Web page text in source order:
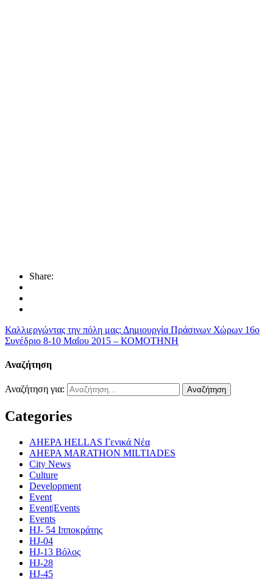
Share:
Καλλιεργώντας την πόλη μας: Δημιουργία Πράσινων Χώρων 16ο
Συνέδριο 8-10 Μαΐου 2015 – ΚΟΜΟΤΗΝΗ
Αναζήτηση
Αναζήτηση για:
Categories
AHEPA HELLAS Γενικά Νέα
AHEPA MARATHON MILTIADES
City News
Culture
Development
Event
Event|Events
Events
HJ- 54 Ιπποκράτης
HJ-04
HJ-13 Βόλος
HJ-28
HJ-45